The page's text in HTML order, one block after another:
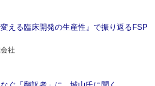
える臨床開発の生産性』で振り返るFSP
社